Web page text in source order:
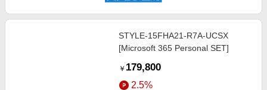
STYLE-15FHA21-R7A-UCSX
[Microsoft 365 Personal SET]
￥ 179,800
2.5%